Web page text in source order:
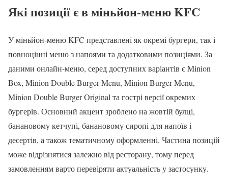
Які позиції є в міньйон-меню KFC
У міньйон-меню KFC представлені як окремі бургери, так і
повноцінні меню з напоями та додатковими позиціями. За
даними онлайн-меню, серед доступних варіантів є Minion
Box, Minion Double Burger Menu, Minion Burger Menu,
Minion Double Burger Original та гострі версії окремих
бургерів. Основний акцент зроблено на жовтій булці,
банановому кетчупі, банановому сиропі для напоїв і
десертів, а також тематичному оформленні. Частина позицій
може відрізнятися залежно від ресторану, тому перед
замовленням варто перевіряти актуальність у застосунку.